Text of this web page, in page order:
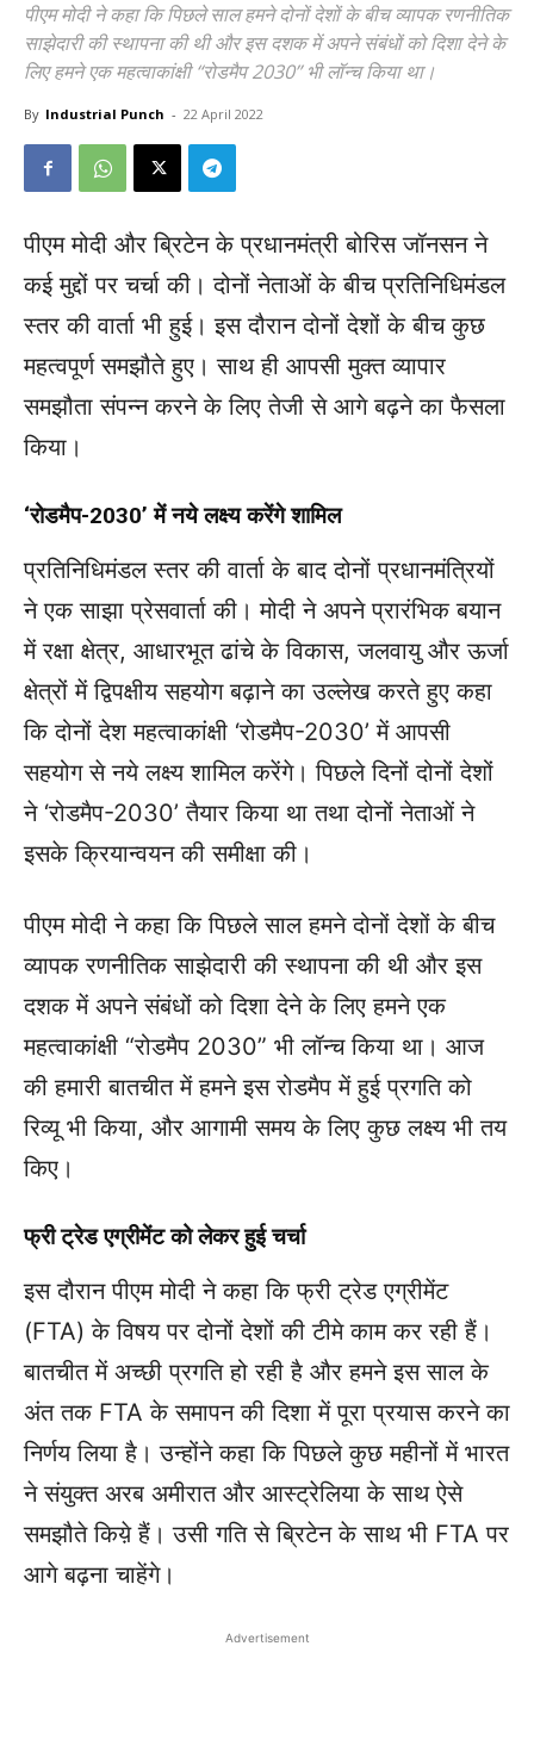
पीएम मोदी ने कहा कि पिछले साल हमने दोनों देशों के बीच व्यापक रणनीतिक
साझेदारी की स्थापना की थी और इस दशक में अपने संबंधों को दिशा देने के
लिए हमने एक महत्वाकांक्षी “रोडमैप 2030” भी लॉन्च किया था।
By Industrial Punch - 22 April 2022
पीएम मोदी और ब्रिटेन के प्रधानमंत्री बोरिस जॉनसन ने
कई मुद्दों पर चर्चा की। दोनों नेताओं के बीच प्रतिनिधिमंडल
स्तर की वार्ता भी हुई। इस दौरान दोनों देशों के बीच कुछ
महत्वपूर्ण समझौते हुए। साथ ही आपसी मुक्त व्यापार
समझौता संपन्न करने के लिए तेजी से आगे बढ़ने का फैसला
किया।
‘रोडमैप-2030’ में नये लक्ष्य करेंगे शामिल
प्रतिनिधिमंडल स्तर की वार्ता के बाद दोनों प्रधानमंत्रियों
ने एक साझा प्रेसवार्ता की। मोदी ने अपने प्रारंभिक बयान
में रक्षा क्षेत्र, आधारभूत ढांचे के विकास, जलवायु और ऊर्जा
क्षेत्रों में द्विपक्षीय सहयोग बढ़ाने का उल्लेख करते हुए कहा
कि दोनों देश महत्वाकांक्षी ‘रोडमैप-2030’ में आपसी
सहयोग से नये लक्ष्य शामिल करेंगे। पिछले दिनों दोनों देशों
ने ‘रोडमैप-2030’ तैयार किया था तथा दोनों नेताओं ने
इसके क्रियान्वयन की समीक्षा की।
पीएम मोदी ने कहा कि पिछले साल हमने दोनों देशों के बीच
व्यापक रणनीतिक साझेदारी की स्थापना की थी और इस
दशक में अपने संबंधों को दिशा देने के लिए हमने एक
महत्वाकांक्षी “रोडमैप 2030” भी लॉन्च किया था। आज
की हमारी बातचीत में हमने इस रोडमैप में हुई प्रगति को
रिव्यू भी किया, और आगामी समय के लिए कुछ लक्ष्य भी तय
किए।
फ्री ट्रेड एग्रीमेंट को लेकर हुई चर्चा
इस दौरान पीएम मोदी ने कहा कि फ्री ट्रेड एग्रीमेंट
(FTA) के विषय पर दोनों देशों की टीमे काम कर रही हैं।
बातचीत में अच्छी प्रगति हो रही है और हमने इस साल के
अंत तक FTA के समापन की दिशा में पूरा प्रयास करने का
निर्णय लिया है। उन्होंने कहा कि पिछले कुछ महीनों में भारत
ने संयुक्त अरब अमीरात और आस्ट्रेलिया के साथ ऐसे
समझौते किय़े हैं। उसी गति से ब्रिटेन के साथ भी FTA पर
आगे बढ़ना चाहेंगे।
Advertisement